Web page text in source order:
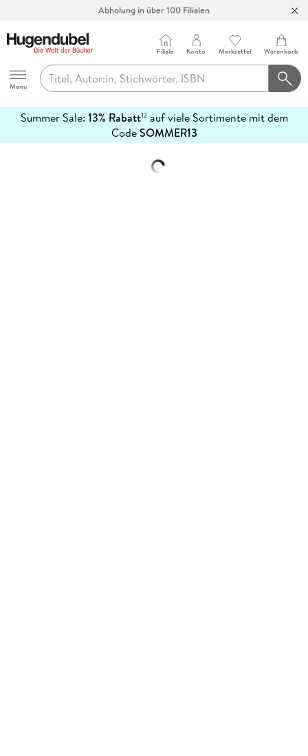
Abholung in über 100 Filialen
Hugendubel
Menu
Filiale Konto Merkzettel Warenkorb
Summer Sale: 13% Rabatt12auf viele Sortimente mit dem
CodeSOMMER13
erfahren